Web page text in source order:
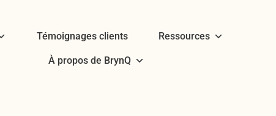
Témoignages clients Ressources
À propos de BrynQ